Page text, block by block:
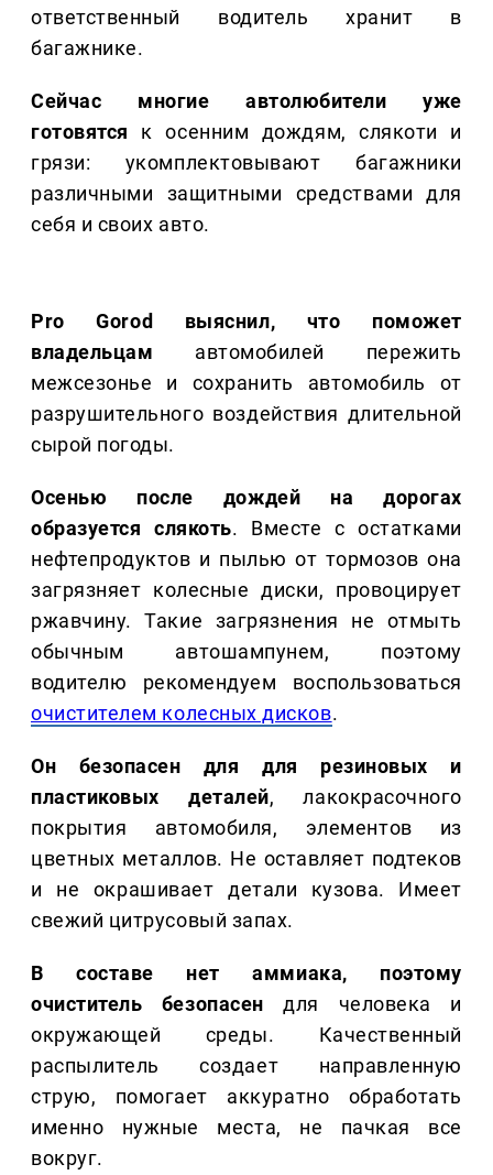
ответственный водитель хранит в
багажнике.
Сейчас многие автолюбители уже
готовятся к осенним дождям, слякоти и
грязи: укомплектовывают багажники
различными защитными средствами для
себя и своих авто.
Pro Gorod выяснил, что поможет
владельцам автомобилей пережить
межсезонье и сохранить автомобиль от
разрушительного воздействия длительной
сырой погоды.
Осенью после дождей на дорогах
образуется слякоть. Вместе с остатками
нефтепродуктов и пылью от тормозов она
загрязняет колесные диски, провоцирует
ржавчину. Такие загрязнения не отмыть
обычным автошампунем, поэтому
водителю рекомендуем воспользоваться
очистителем колесных дисков.
Он безопасен для для резиновых и
пластиковых деталей, лакокрасочного
покрытия автомобиля, элементов из
цветных металлов. Не оставляет подтеков
и не окрашивает детали кузова. Имеет
свежий цитрусовый запах.
В составе нет аммиака, поэтому
очиститель безопасен для человека и
окружающей среды. Качественный
распылитель создает направленную
струю, помогает аккуратно обработать
именно нужные места, не пачкая все
вокруг.